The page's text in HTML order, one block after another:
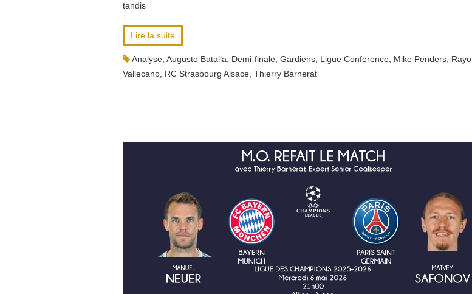
tandis
Lire la suite
Analyse Augusto Batalla Demi-finale Gardiens Ligue Conference Mike Penders Rayo
Vallecano RC Strasbourg Alsace Thierry Barnerat